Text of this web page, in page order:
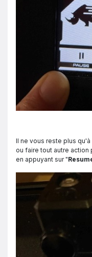
Il ne vous reste plus
ou faire tout autre action
en appuyant sur "